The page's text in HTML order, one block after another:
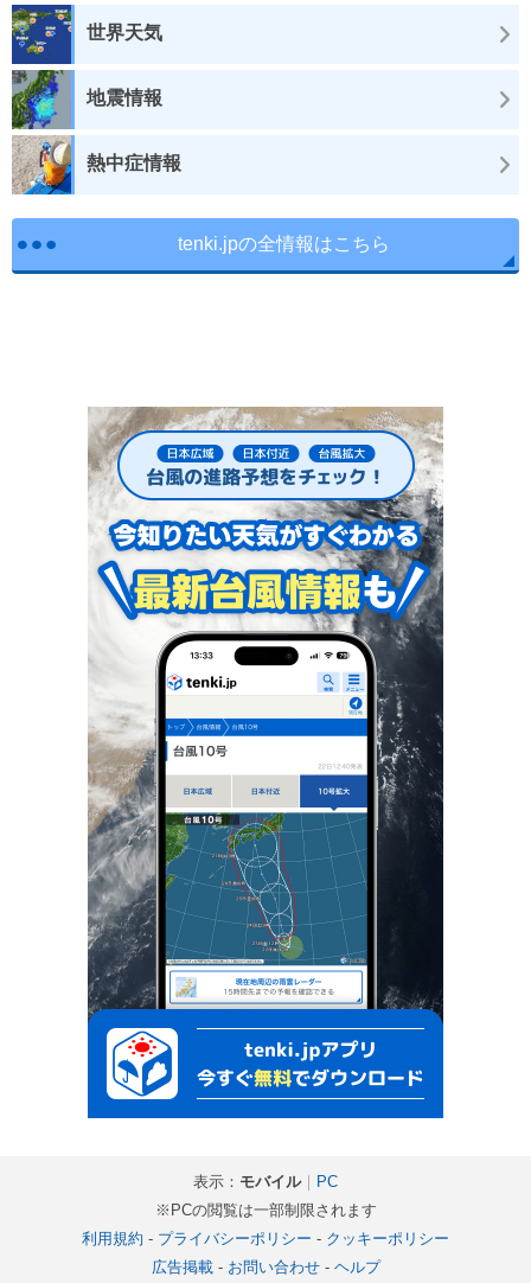
世界天気
地震情報
熱中症情報
tenki.jpの全情報はこちら
表示： モバイル｜ PC
※PCの閲覧は一部制限されます
利用規約 - プライバシーポリシー - クッキーポリシー
広告掲載- お問い合わせ- ヘルプ